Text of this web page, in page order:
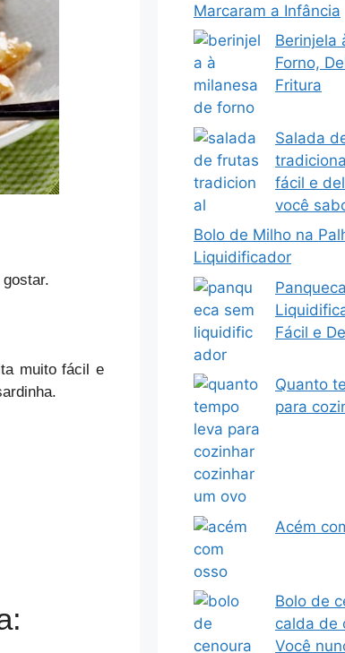
muito fácil e
Marcaram a Infância
Berinjela
Forno,
Fritura
Salada
fácil e
você
Bolo de Milho na
Liquidificador
Fácil e
Quanto
para
Acém
Bolo de
calda de
Você